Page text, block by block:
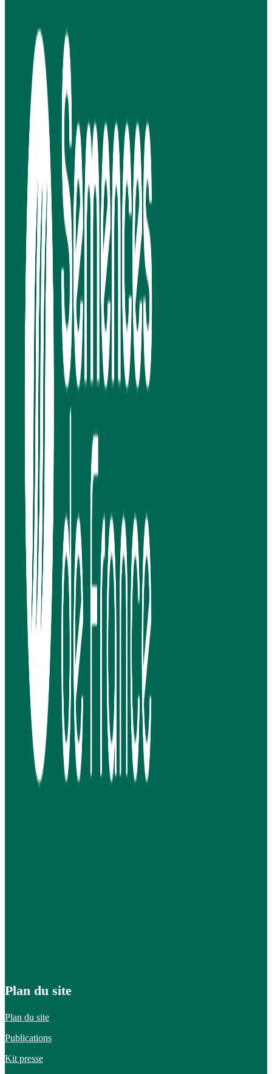
Plan du site
Plan du site
Publications
Kit presse